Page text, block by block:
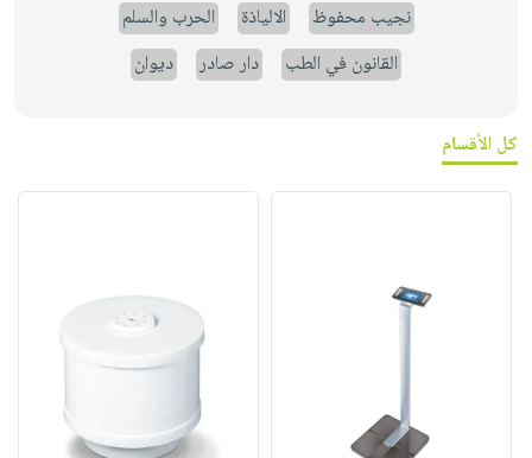
نجيب محفوظ
الالياذة
الحرب والسلم
القانون في الطب
دار صادر ديوان
كل الأقسام